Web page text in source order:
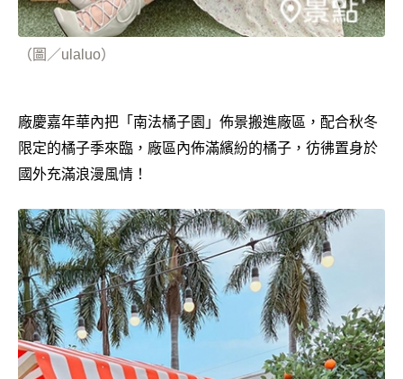
（圖／ulaluo）
廠慶嘉年華內把「南法橘子園」佈景搬進廠區，配合秋冬
限定的橘子季來臨，廠區內佈滿繽紛的橘子，彷彿置身於
國外充滿浪漫風情！